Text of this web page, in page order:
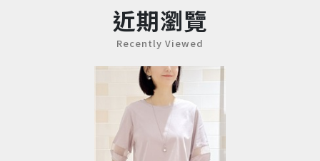
近期瀏覽
Recently Viewed